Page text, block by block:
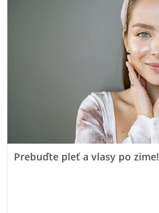
Prebuďte pleť a vlasy po